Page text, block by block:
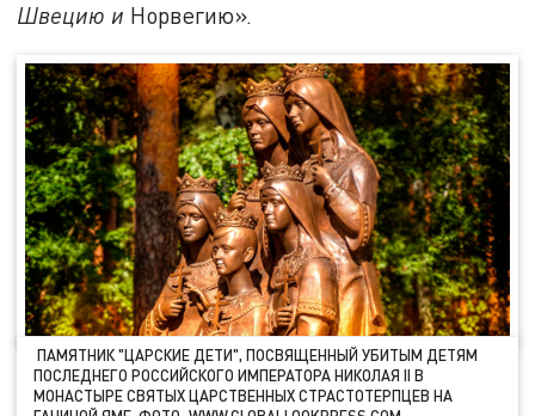
Швецию и Норвегию».
ПАМЯТНИК "ЦАРСКИЕ ДЕТИ", ПОСВЯЩЕННЫЙ УБИТЫМ ДЕТЯМ
ПОСЛЕДНЕГО РОССИЙСКОГО ИМПЕРАТОРА НИКОЛАЯ II В
МОНАСТЫРЕ СВЯТЫХ ЦАРСТВЕННЫХ СТРАСТОТЕРПЦЕВ НА